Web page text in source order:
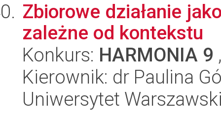
Zbiorowe działanie
zależne od kontekstu
Konkurs: HARMONIA 9
Kierownik: dr Paulina
Uniwersytet